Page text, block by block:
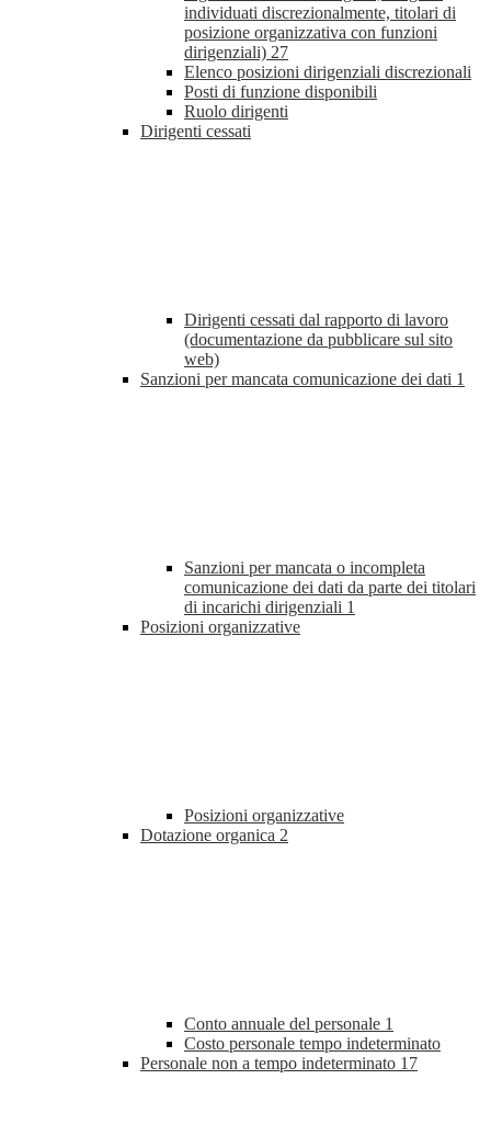
individuati discrezionalmente, titolari di
posizione organizzativa con funzioni
dirigenziali) 27
Elenco posizioni dirigenziali discrezionali
Posti di funzione disponibili
Ruolo dirigenti
Dirigenti cessati
Dirigenti cessati dal rapporto di lavoro
(documentazione da pubblicare sul sito
web)
Sanzioni per mancata comunicazione dei dati 1
Sanzioni per mancata o incompleta
comunicazione dei dati da parte dei titolari
di incarichi dirigenziali 1
Posizioni organizzative
Posizioni organizzative
Dotazione organica 2
Conto annuale del personale 1
Costo personale tempo indeterminato
Personale non a tempo indeterminato 17